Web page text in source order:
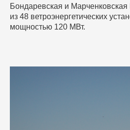
Бондаревская и
из 48 ветроэнергетических
мощностью 120 МВт.